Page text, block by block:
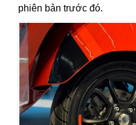
phiên bản trước đó.